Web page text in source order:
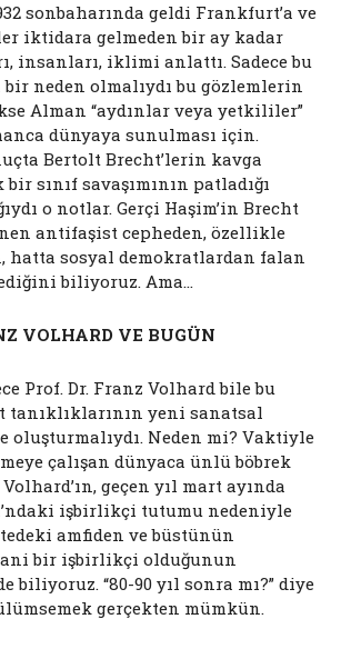
sonbaharında geldi Frankfurt’a ve
iktidara gelmeden bir ay kadar
insanları, iklimi anlattı. Sadece bu
bir neden olmalıydı bu gözlemlerin
Alman “aydınlar veya yetkililer”
dünyaya sunulması için.
Bertolt Brecht’lerin kavga
sınıf savaşımının patladığı
o notlar. Gerçi Haşim’in Brecht
antifaşist cepheden, özellikle
hatta sosyal demokratlardan falan
biliyoruz. Ama…
VOLHARD VE BUGÜN
Prof. Dr. Franz Volhard bile bu
yeni sanatsal
oluşturmalıydı. Neden mi? Vaktiyle
çalışan dünyaca ünlü böbrek
geçen yıl mart ayında
işbirlikçi tutumu nedeniyle
amfiden ve büstünün
yani bir işbirlikçi olduğunun
biliyoruz. “80-90 yıl sonra mı?” diye
gerçekten mümkün.